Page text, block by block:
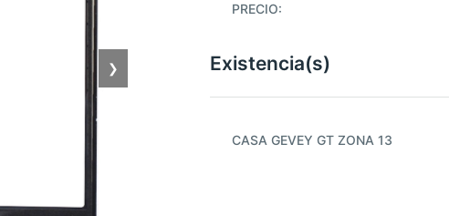
❯
PRECIO:
Existencia(s)
CASA GEVEY GT ZONA 13